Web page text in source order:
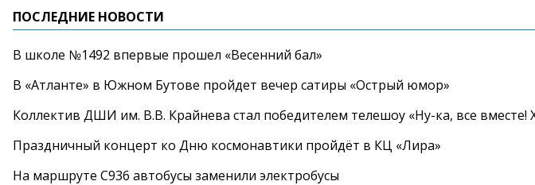
ПОСЛЕДНИЕ НОВОСТИ
В школе №1492 впервые прошел «Весенний бал»
В «Атланте» в Южном Бутове пройдет вечер сатиры «Острый юмор»
Коллектив ДШИ им. В.В. Крайнева стал победителем телешоу «Ну-ка, все вместе!
Праздничный концерт ко Дню космонавтики пройдёт в КЦ «Лира»
На маршруте С936 автобусы заменили электробусы